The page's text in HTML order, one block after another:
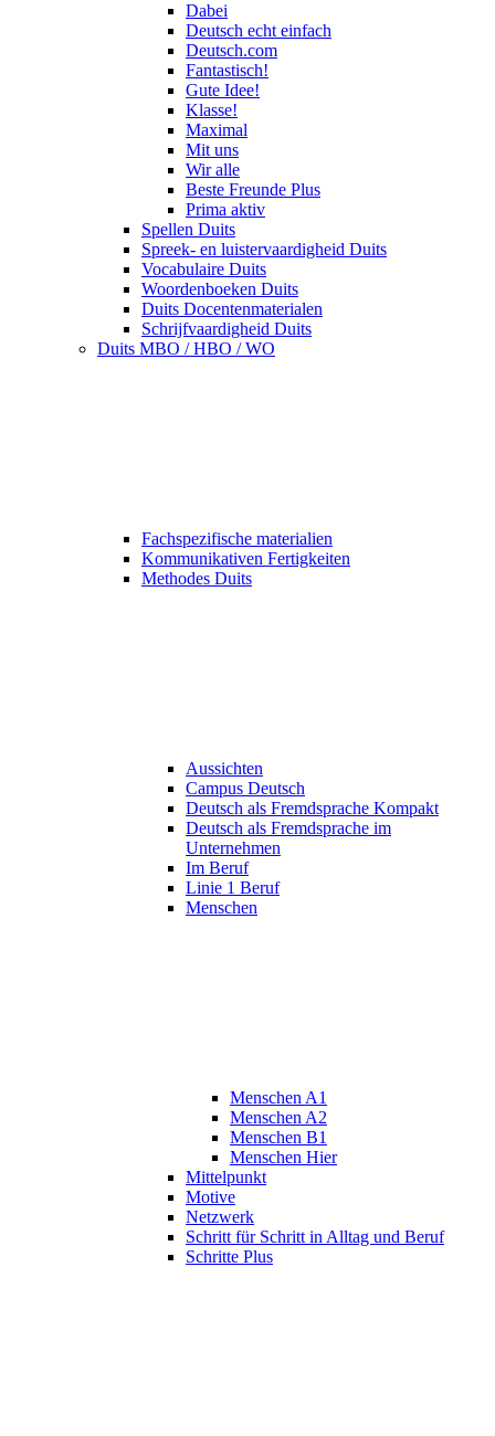
Dabei
Deutsch echt einfach
Deutsch.com
Fantastisch!
Gute Idee!
Klasse!
Maximal
Mit uns
Wir alle
Beste Freunde Plus
Prima aktiv
Spellen Duits
Spreek- en luistervaardigheid Duits
Vocabulaire Duits
Woordenboeken Duits
Duits Docentenmaterialen
Schrijfvaardigheid Duits
Duits MBO / HBO / WO
Fachspezifische materialien
Kommunikativen Fertigkeiten
Methodes Duits
Aussichten
Campus Deutsch
Deutsch als Fremdsprache Kompakt
Deutsch als Fremdsprache im
Unternehmen
Im Beruf
Linie 1 Beruf
Menschen
Menschen A1
Menschen A2
Menschen B1
Menschen Hier
Mittelpunkt
Motive
Netzwerk
Schritt für Schritt in Alltag und Beruf
Schritte Plus